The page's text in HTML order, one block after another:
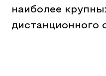
наиболее
дистанционного